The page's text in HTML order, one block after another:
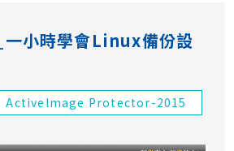
小時學會Linux備份設
Activelmage Protector-2015